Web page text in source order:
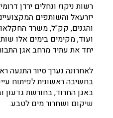
רשות ניקוז ונחלים ירדן
יזרעאל והשותפים
והגנים, קק"ל, משרד
ועוד, מקימים בימים אלו
יחד את עתיד מרחב אגן
לאחרונה נערך סיור התנעה
בחשיבה ראשונית לפיתוח
באגן החרוד, בחורשת גדעון
שיקום ושחרור מים לטבע.